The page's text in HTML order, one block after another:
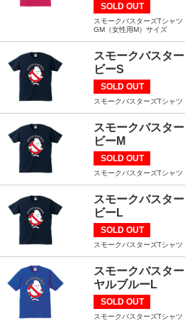
SOLD OUT
スモークバスターズTシャツ
GM（女性用M）サイズ
スモークバスタ
ビーS
SOLD OUT
スモークバスターズTシャ
スモークバスタ
ビーM
SOLD OUT
スモークバスターズTシャ
スモークバスタ
ビーL
SOLD OUT
スモークバスターズTシャ
スモークバスタ
ヤルブルーL
SOLD OUT
スモークバスターズTシャ